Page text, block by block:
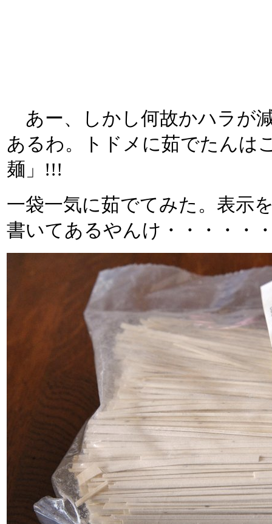
あー、しかし何故かハラが
あるわ。トドメに茹でたん
麺」!!!
一袋一気に茹でてみた。表示
書いてあるやんけ・・・・・